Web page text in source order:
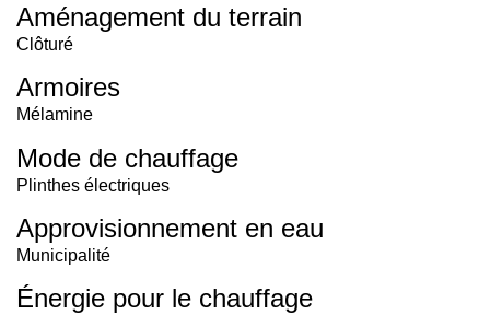
Aménagement du terrain
Clôturé
Armoires
Mélamine
Mode de chauffage
Plinthes électriques
Approvisionnement en eau
Municipalité
Énergie pour le chauffage